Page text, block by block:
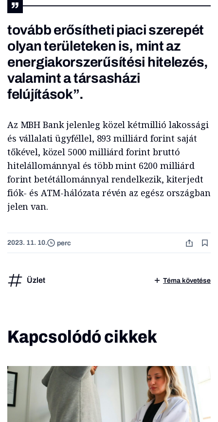
tovább erősítheti piaci szerepét
olyan területeken is, mint az
energiakorszerűsítési hitelezés,
valamint a társasházi
felújítások”.
Az MBH Bank jelenleg közel kétmillió lakossági
és vállalati ügyféllel, 893 milliárd forint saját
tőkével, közel 5000 milliárd forint bruttó
hitelállománnyal és több mint 6200 milliárd
forint betétállománnyal rendelkezik, kiterjedt
fiók- és ATM-hálózata révén az egész országban
jelen van.
2023. 11. 10. perc
Üzlet Téma követése
Kapcsolódó cikkek